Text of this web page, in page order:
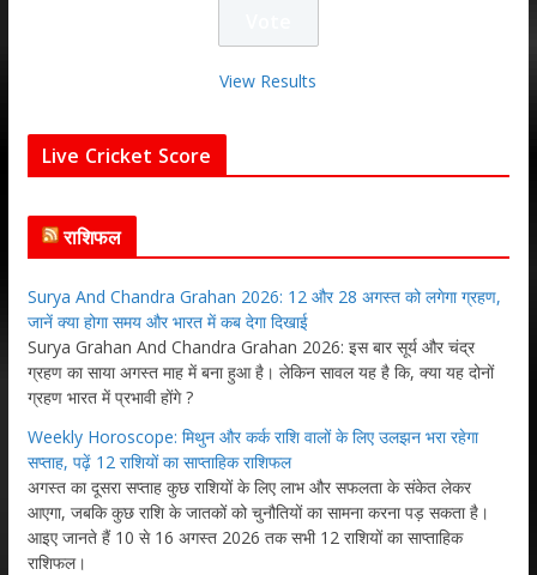
View Results
Live Cricket Score
राशिफल
Surya And Chandra Grahan 2026: 12 और 28 अगस्त को लगेगा ग्रहण,
जानें क्या होगा समय और भारत में कब देगा दिखाई
Surya Grahan And Chandra Grahan 2026: इस बार सूर्य और चंद्र
ग्रहण का साया अगस्त माह में बना हुआ है। लेकिन सावल यह है कि, क्या यह दोनों
ग्रहण भारत में प्रभावी होंगे ?
Weekly Horoscope: मिथुन और कर्क राशि वालों के लिए उलझन भरा रहेगा
सप्ताह, पढ़ें 12 राशियों का साप्ताहिक राशिफल
अगस्त का दूसरा सप्ताह कुछ राशियों के लिए लाभ और सफलता के संकेत लेकर
आएगा, जबकि कुछ राशि के जातकों को चुनौतियों का सामना करना पड़ सकता है।
आइए जानते हैं 10 से 16 अगस्त 2026 तक सभी 12 राशियों का साप्ताहिक
राशिफल।